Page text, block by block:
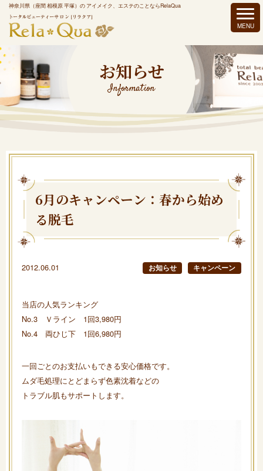
神奈川県（座間 相模原 平塚）の アイメイク、エステのことならRelaQua
お知らせ
Information
6月のキャンペーン：春から始め
る脱毛
2012.06.01 お知らせ キャンペーン
当店の人気ランキング
No.3 Ｖライン 1回3,980円
No.4 両ひじ下 1回6,980円
一回ごとのお支払いもできる安心価格です。
ムダ毛処理にとどまらず色素沈着などの
トラブル肌もサポートします。